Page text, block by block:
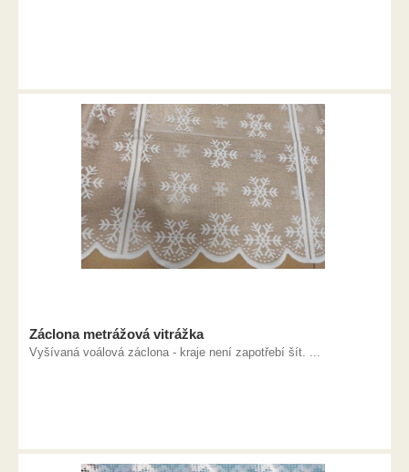
Záclona metrážová vitrážka
Vyšívaná voálová záclona - kraje není zapotřebí šít. ...